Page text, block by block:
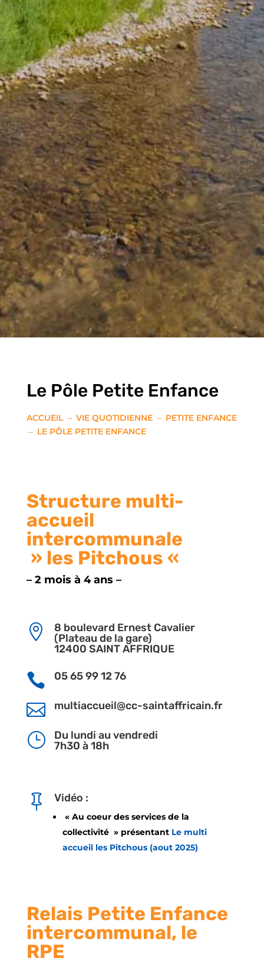
Le Pôle Petite Enfance
ACCUEIL K VIE QUOTIDIENNE K PETITE ENFANCE
K LE PÔLE PETITE ENFANCE
Structure multi-
accueil
intercommunale
» les Pitchous «
– 2 mois à 4 ans –

8 boulevard Ernest Cavalier
(Plateau de la gare)
12400 SAINT AFFRIQUE
 05 65 99 12 76
 multiaccueil@cc-saintaffricain.fr
}
Du lundi au vendredi
7h30 à 18h
 Vidéo :
« Au coeur des services de la
collectivité » présentant Le multi
accueil les Pitchous (aout 2025)
Relais Petite Enfance
intercommunal, le
RPE